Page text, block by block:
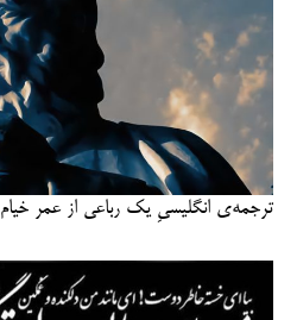
ترجمه‌ی انگلیسیِ یک رباعی از عمر خیام